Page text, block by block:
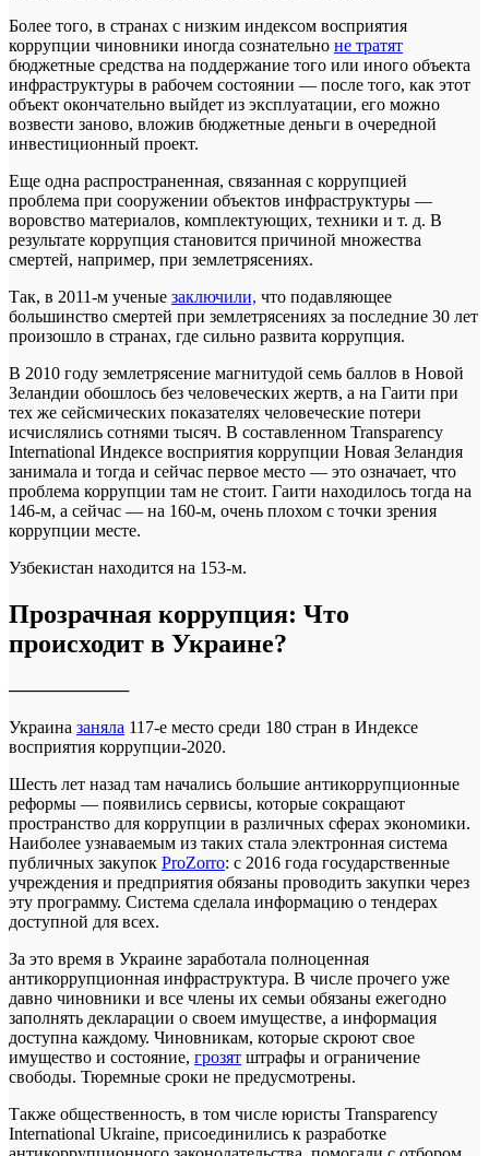
Более того, в странах с низким индексом восприятия
коррупции чиновники иногда сознательно не тратят
бюджетные средства на поддержание того или иного объекта
инфраструктуры в рабочем состоянии — после того, как этот
объект окончательно выйдет из эксплуатации, его можно
возвести заново, вложив бюджетные деньги в очередной
инвестиционный проект.
Еще одна распространенная, связанная с коррупцией
проблема при сооружении объектов инфраструктуры —
воровство материалов, комплектующих, техники и т. д. В
результате коррупция становится причиной множества
смертей, например, при землетрясениях.
Так, в 2011-м ученые заключили, что подавляющее
большинство смертей при землетрясениях за последние 30 лет
произошло в странах, где сильно развита коррупция.
В 2010 году землетрясение магнитудой семь баллов в Новой
Зеландии обошлось без человеческих жертв, а на Гаити при
тех же сейсмических показателях человеческие потери
исчислялись сотнями тысяч. В составленном Transparency
International Индексе восприятия коррупции Новая Зеландия
занимала и тогда и сейчас первое место — это означает, что
проблема коррупции там не стоит. Гаити находилось тогда на
146-м, а сейчас — на 160-м, очень плохом с точки зрения
коррупции месте.
Узбекистан находится на 153-м.
Прозрачная коррупция: Что
происходит в Украине?
──────────
Украина заняла 117-е место среди 180 стран в Индексе
восприятия коррупции-2020.
Шесть лет назад там начались большие антикоррупционные
реформы — появились сервисы, которые сокращают
пространство для коррупции в различных сферах экономики.
Наиболее узнаваемым из таких стала электронная система
публичных закупок ProZorro: с 2016 года государственные
учреждения и предприятия обязаны проводить закупки через
эту программу. Система сделала информацию о тендерах
доступной для всех.
За это время в Украине заработала полноценная
антикоррупционная инфраструктура. В числе прочего уже
давно чиновники и все члены их семьи обязаны ежегодно
заполнять декларации о своем имуществе, а информация
доступна каждому. Чиновникам, которые скроют свое
имущество и состояние, грозят штрафы и ограничение
свободы. Тюремные сроки не предусмотрены.
Также общественность, в том числе юристы Transparency
International Ukraine, присоединились к разработке